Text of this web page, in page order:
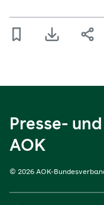
Presse-
AOK
© 2026 AOK-